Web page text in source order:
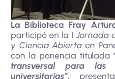
La Biblioteca Fray
participó en la I Jornada
y Ciencia Abiertaen
con la ponencia titulada
transversal para las
universitarias”,